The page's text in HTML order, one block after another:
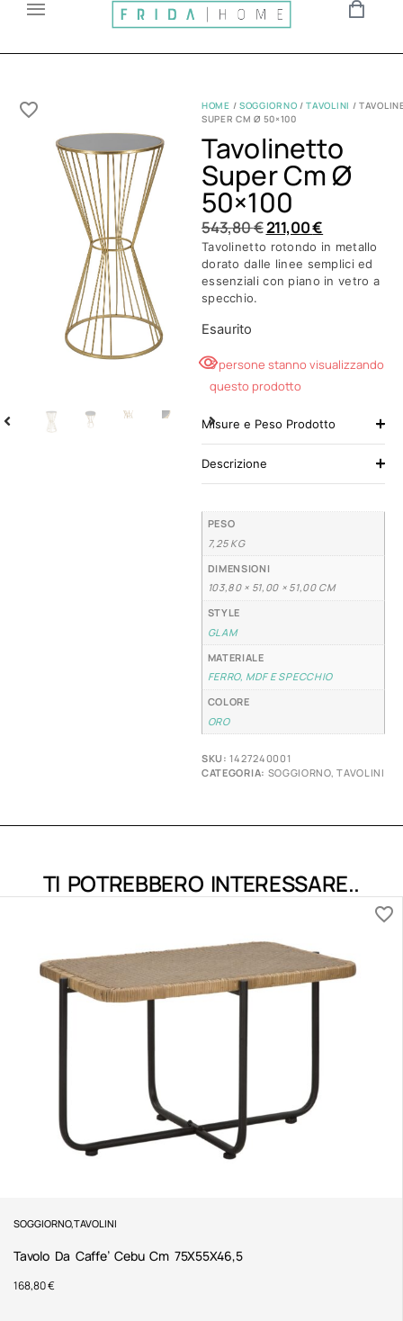
HOME / SOGGIORNO /TAVOLINI /
SUPER CM Ø 50×100
Tavolinetto
Super Cm Ø
50×100
543,80€211,00€
Tavolinetto rotondo in metallo
dorato dalle linee semplici ed
essenziali con piano in vetro a
specchio.
Esaurito
3 persone stanno visualizzando
questo prodotto
Misure e Peso Prodotto
Descrizione
PESO
7,25 KG
DIMENSIONI
103,80 × 51,00 × 51,00 CM
STYLE
GLAM
MATERIALE
FERRO, MDF E SPECCHIO
COLORE
ORO
SKU:1427240001
CATEGORIA: SOGGIORNO,TAVOLINI
TI POTREBBERO INTERESSARE..
SOGGIORNO,TAVOLINI
Tavolo Da Caffe’ Cebu Cm 75X55X46,5
168,80€